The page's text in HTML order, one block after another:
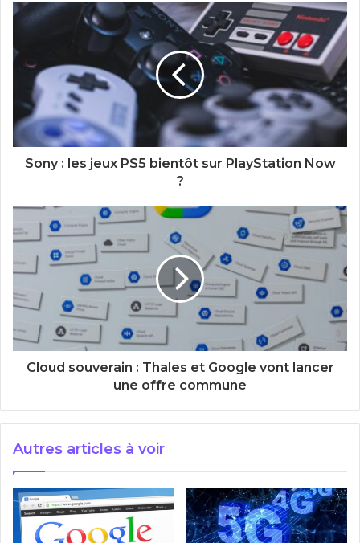
Sony : les jeux PS5 bientôt sur PlayStation Now
?
Cloud souverain : Thales et Google vont lancer
une offre commune
Autres articles à voir